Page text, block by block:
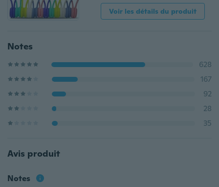
Voir les détails du produit
Notes
628
167
92
28
35
Avis produit
Notes